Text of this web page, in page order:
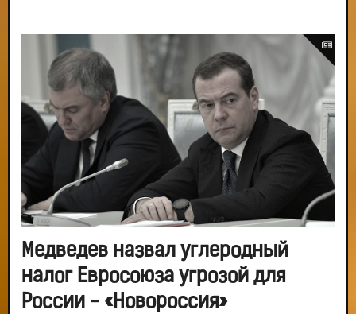
Медведев назвал углеродный
налог Евросоюза угрозой для
России - «Новороссия»